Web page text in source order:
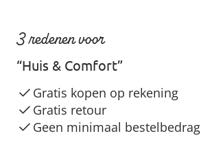
3 redenen voor
“Huis & Comfort”
Gratis kopen op rekening
Gratis retour
Geen minimaal bestelbedrag